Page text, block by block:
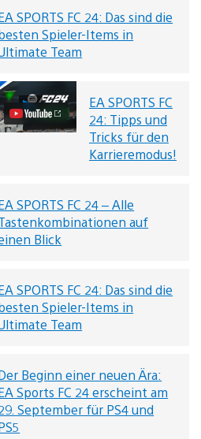
SPORTS FC 24: Das sind die
Spieler-Items in
Team
EA
SPORTS
FC
für
den
Karrieremodus!
Video
EA SPORTS FC
24: Tipps und
Tricks für den
Karrieremodus!
SPORTS FC 24 – Alle
auf
Blick
SPORTS FC 24: Das sind die
Spieler-Items in
Team
Beginn einer neuen Ära:
Sports FC 24 erscheint am
September für PS4 und